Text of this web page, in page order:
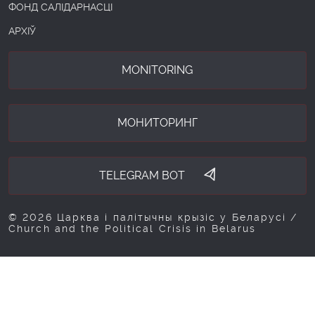
ФОНД САЛІДАРНАСЦІ
АРХІЎ
MONITORING
МОНИТОРИНГ
TELEGRAM BOT
© 2026 Царква і палітычны крызіс у Беларусі /
Church and the Political Crisis in Belarus